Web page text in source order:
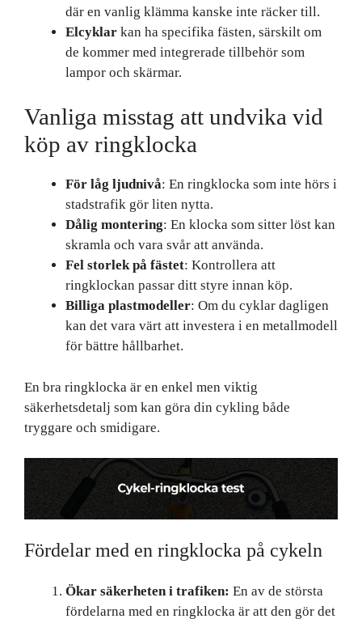
där en vanlig klämma kanske inte räcker till.
Elcyklar kan ha specifika fästen, särskilt om
de kommer med integrerade tillbehör som
lampor och skärmar.
Vanliga misstag att undvika vid
köp av ringklocka
För låg ljudnivå: En ringklocka som inte hörs i
stadstrafik gör liten nytta.
Dålig montering: En klocka som sitter löst kan
skramla och vara svår att använda.
Fel storlek på fästet: Kontrollera att
ringklockan passar ditt styre innan köp.
Billiga plastmodeller: Om du cyklar dagligen
kan det vara värt att investera i en metallmodell
för bättre hållbarhet.
En bra ringklocka är en enkel men viktig
säkerhetsdetalj som kan göra din cykling både
tryggare och smidigare.
Fördelar med en ringklocka på cykeln
Ökar säkerheten i trafiken: En av de största
fördelarna med en ringklocka är att den gör det